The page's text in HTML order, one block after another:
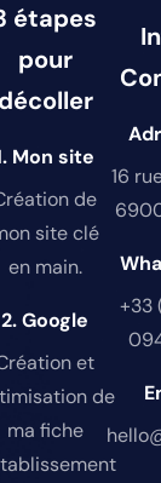
étapes
pour
décoller
Mon site
de
site clé
en main.
2. Google
et
de
ma fiche
16
+33